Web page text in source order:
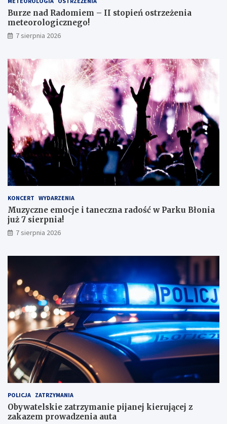
m
o
k
l
i
s
t
ę
z
d
o
s
k
o
n
a
ł
m
i
w
y
k
a
m
r
o
l
o
c
z
n
e
g
o
!
Burze nad Radomiem – II stopień ostrzeżenia
meteorologicznego!
7 sierpnia 2026
KONCERT WYDARZENIA
Muzyczne emocje i taneczna radość w Parku Błonia
już 7 sierpnia!
7 sierpnia 2026
POLICJA ZATRZYMANIA
Obywatelskie zatrzymanie pijanej kierującej z
zakazem prowadzenia auta